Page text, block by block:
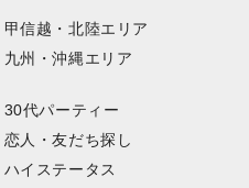
甲信越・北陸エリア
九州・沖縄エリア
30代パーティー
恋人・友だち探し
ハイステータス